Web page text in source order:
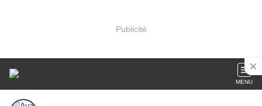
Publicité
MENU